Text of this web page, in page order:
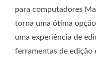
para computadores
torna uma ótima
uma experiência de
ferramentas de edição